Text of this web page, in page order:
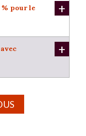
% pour le
+
+